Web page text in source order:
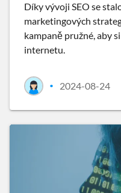
Díky vývoji SEO se
marketingových
kampaně pružné, aby
internetu.
• 2024-08-24